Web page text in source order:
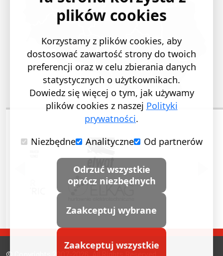
POPRZEDNI SLAJD
© Copyrights 2007-2026. All Rights Reserved.
plików cookies
Korzystamy z plików cookies, aby
dostosować zawartość strony do twoich
preferencji oraz w celu zbierania danych
statystycznych o użytkownikach.
Dowiedz się więcej o tym, jak używamy
plików cookies z naszej Polityki
prywatności.
Niezbędne
Analityczne Od partnerów
Odrzuć wszystkie
oprócz niezbędnych
Zaakceptuj wybrane
Zaakceptuj wszystkie